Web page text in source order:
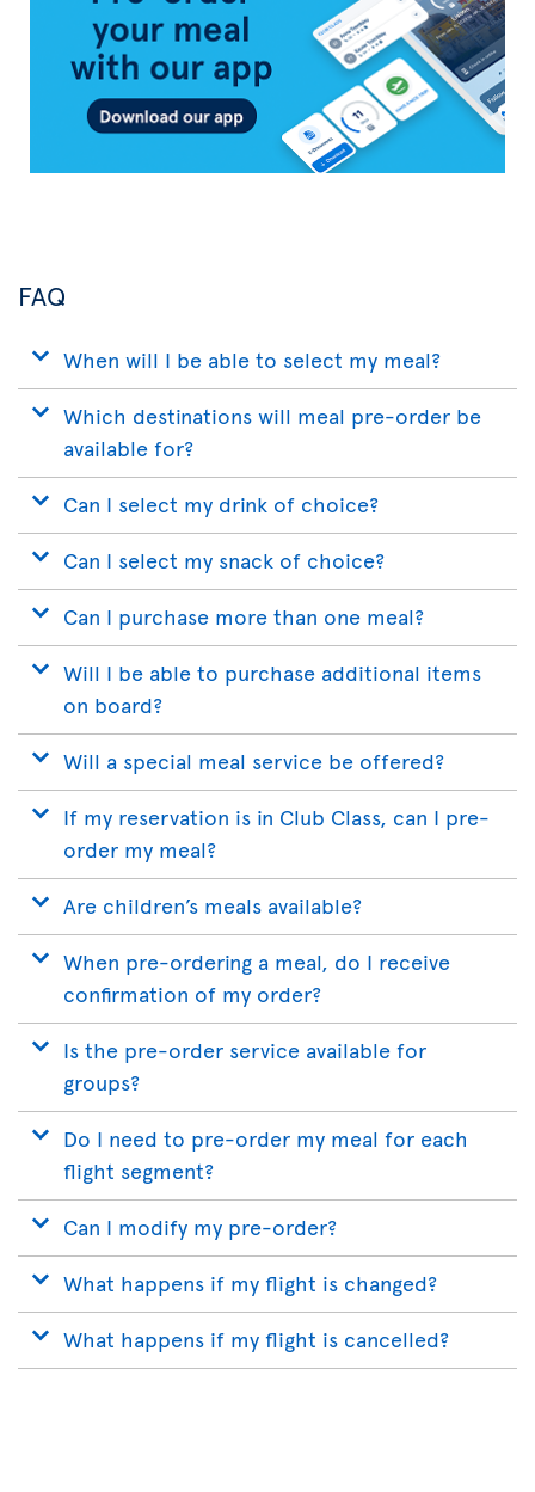
FAQ
When will I be able to select my meal?
Which destinations will meal pre-order be
available for?
Can I select my drink of choice?
Can I select my snack of choice?
Can I purchase more than one meal?
Will I be able to purchase additional items
on board?
Will a special meal service be offered?
If my reservation is in Club Class, can I pre-
order my meal?
Are children’s meals available?
When pre-ordering a meal, do I receive
confirmation of my order?
Is the pre-order service available for
groups?
Do I need to pre-order my meal for each
flight segment?
Can I modify my pre-order?
What happens if my flight is changed?
What happens if my flight is cancelled?